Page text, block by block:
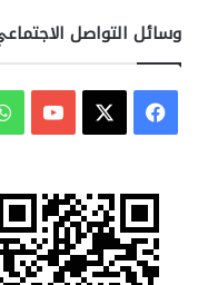
وسائل التواصل
فيسبوك